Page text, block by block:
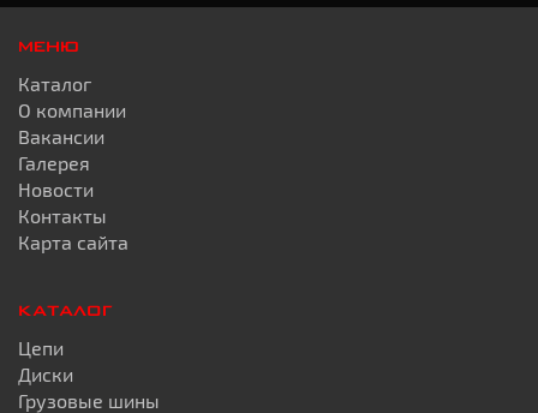
МЕНЮ
Каталог
О компании
Вакансии
Галерея
Новости
Контакты
Карта сайта
КАТАЛОГ
Цепи
Диски
Грузовые шины